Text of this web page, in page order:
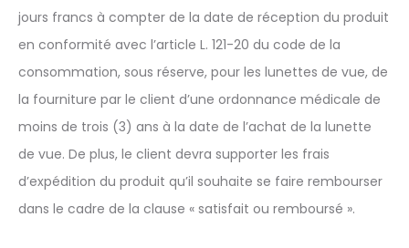
jours francs à compter de la date de réception du produit
en conformité avec l’article L. 121-20 du code de la
consommation, sous réserve, pour les lunettes de vue, de
la fourniture par le client d’une ordonnance médicale de
moins de trois (3) ans à la date de l’achat de la lunette
de vue. De plus, le client devra supporter les frais
d’expédition du produit qu’il souhaite se faire rembourser
dans le cadre de la clause « satisfait ou remboursé ».